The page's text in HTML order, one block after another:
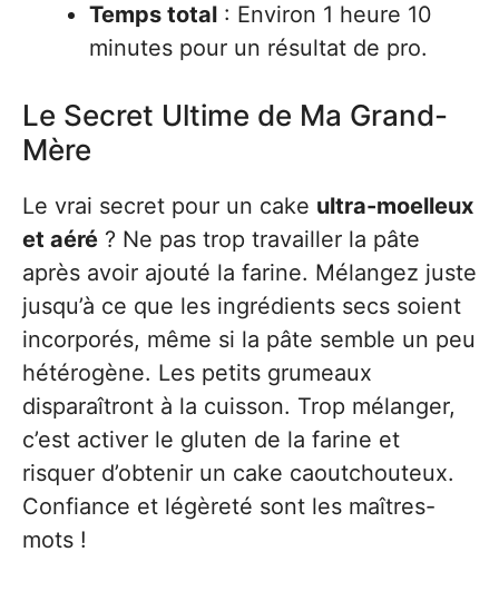
Temps total : Environ 1 heure 10
minutes pour un résultat de pro.
Le Secret Ultime de Ma Grand-
Mère
Le vrai secret pour un cake ultra-moelleux
et aéré ? Ne pas trop travailler la pâte
après avoir ajouté la farine. Mélangez juste
jusqu’à ce que les ingrédients secs soient
incorporés, même si la pâte semble un peu
hétérogène. Les petits grumeaux
disparaîtront à la cuisson. Trop mélanger,
c’est activer le gluten de la farine et
risquer d’obtenir un cake caoutchouteux.
Confiance et légèreté sont les maîtres-
mots !